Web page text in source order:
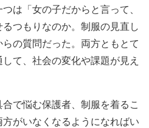
は「女の子だからと言って、
つもりなのか。制服の見直し
の質問だった。両方ともとて
て、社会の変化や課題が見え
で悩む保護者、制服を着るこ
がいなくなるようになればい